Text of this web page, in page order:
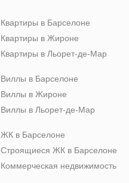
Квартиры в Барселоне
Квартиры в Жироне
Квартиры в Льорет-де-Мар
Виллы в Барселоне
Виллы в Жироне
Виллы в Льорет-де-Мар
ЖК в Барселоне
Строящиеся ЖК в Барселоне
Коммерческая недвижимость